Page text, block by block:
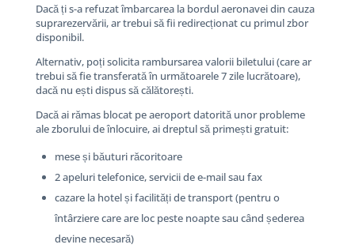
Dacă ți s-a refuzat îmbarcarea la bordul aeronavei din cauza
suprarezervării, ar trebui să fii redirecționat cu primul zbor
disponibil.
Alternativ, poți solicita rambursarea valorii biletului (care ar
trebui să fie transferată în următoarele 7 zile lucrătoare),
dacă nu ești dispus să călătorești.
Dacă ai rămas blocat pe aeroport datorită unor probleme
ale zborului de înlocuire, ai dreptul să primești gratuit:
mese și băuturi răcoritoare
2 apeluri telefonice, servicii de e-mail sau fax
cazare la hotel și facilități de transport (pentru o
întârziere care are loc peste noapte sau când șederea
devine necesară)